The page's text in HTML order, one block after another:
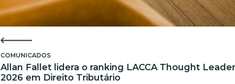
COMUNICADOS
Allan Fallet lidera o ranking LACCA Thought
2026 em Direito Tributário